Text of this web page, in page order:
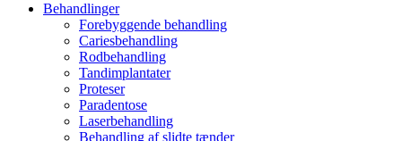
Behandlinger
Forebyggende behandling
Cariesbehandling
Rodbehandling
Tandimplantater
Proteser
Paradentose
Laserbehandling
Behandling af slidte tænder